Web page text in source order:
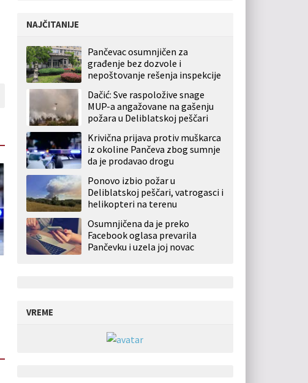
NAJČITANIJE
Pančevac osumnjičen za
građenje bez dozvole i
nepoštovanje rešenja inspekcije
Dačić: Sve raspoložive snage
MUP-a angažovane na gašenju
požara u Deliblatskoj peščari
Krivična prijava protiv muškarca
iz okoline Pančeva zbog sumnje
da je prodavao drogu
Ponovo izbio požar u
Deliblatskoj peščari, vatrogasci i
helikopteri na terenu
Osumnjičena da je preko
Facebook oglasa prevarila
Pančevku i uzela joj novac
VREME